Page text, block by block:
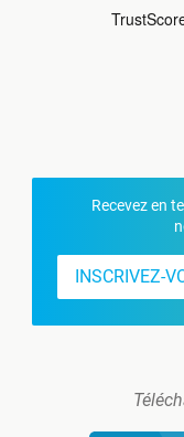
Recevez en
INSCRIVEZ-